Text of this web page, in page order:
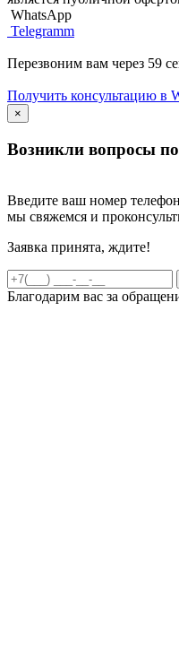
WhatsApp
Telegramm
Перезвоним вам через 59
Получить консультацию в
×
Возникли вопросы по
Введите ваш номер
мы свяжемся и
Заявка принята, ждите!
Благодарим вас за